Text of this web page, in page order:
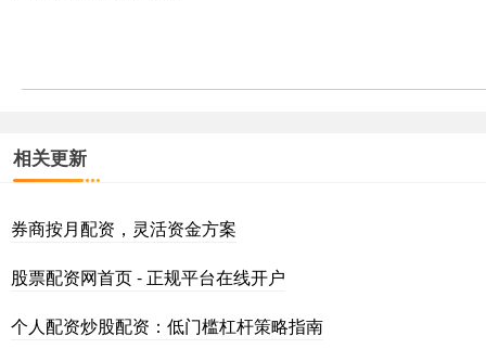
相关更新
券商按月配资，灵活资金方案
股票配资网首页 - 正规平台在线开户
个人配资炒股配资：低门槛杠杆策略指南